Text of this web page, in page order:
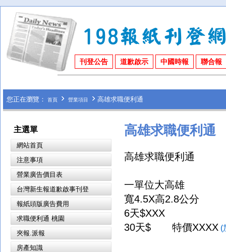
刊登公告 道歉啟示 中國時報 聯合報
您正在瀏覽： 首頁 營業項目 高雄求職便利通
主選單
網站首頁
注意事項
營業廣告價目表
台灣新生報道歉啟事刊登
報紙頭版廣告費用
求職便利通 桃園
夾報.派報
房產知識
高雄求職便利通
高雄求職便利通
一單位大高雄
寬4.5X高2.8公分
6天$XXX
30天$ 特價XXXX (